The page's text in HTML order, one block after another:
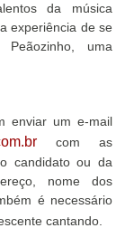
da música
experiência de se
uma
enviar um e-mail
com as
candidato ou da
nome dos
é necessário
cantando.